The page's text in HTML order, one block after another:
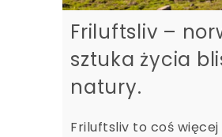
Friluftsliv –
sztuka życia
natury.
Friluftsliv to coś więcej